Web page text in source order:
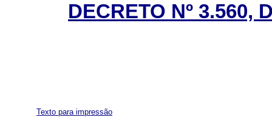
DECRETO Nº 3.560,
Texto para impressão